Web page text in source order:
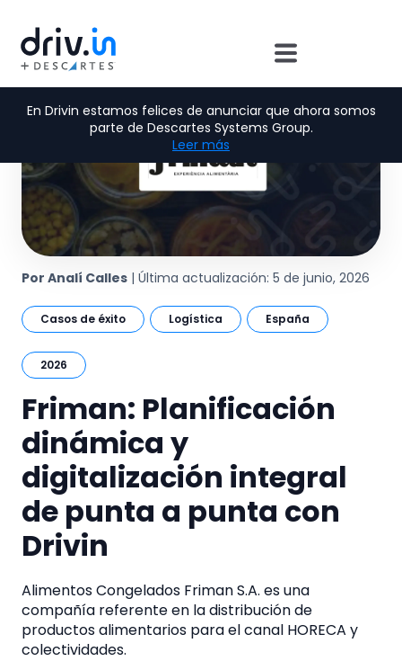
En Drivin estamos felices de anunciar que ahora somos
parte de Descartes Systems Group.
Leer más
Por Analí Calles | Última actualización: 5 de junio, 2026
Casos de éxito Logística España
2026
Friman: Planificación
dinámica y
digitalización integral
de punta a punta con
Drivin
Alimentos Congelados Friman S.A. es una
compañía referente en la distribución de
productos alimentarios para el canal HORECA y
colectividades.